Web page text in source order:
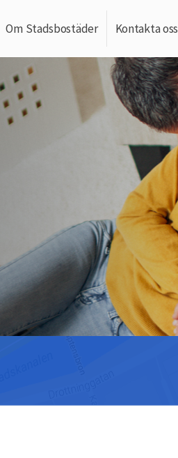
Om Stadsbostäder Kontakta oss